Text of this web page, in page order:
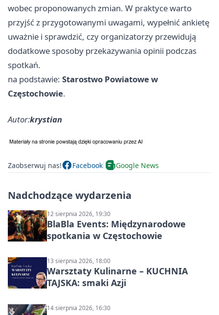
wobec proponowanych zmian. W praktyce warto
przyjść z przygotowanymi uwagami, wypełnić ankietę
uważnie i sprawdzić, czy organizatorzy przewidują
dodatkowe sposoby przekazywania opinii podczas
spotkań.
na podstawie: Starostwo Powiatowe w
Częstochowie.
Autor:krystian
Zaobserwuj nas! Facebook Google News
Nadchodzące wydarzenia
12 sierpnia 2026, 19:30
BlaBla Events: Międzynarodowe
spotkania w Częstochowie
13 sierpnia 2026, 18:00
Warsztaty Kulinarne – KUCHNIA
TAJSKA: smaki Azji
14 sierpnia 2026, 16:30